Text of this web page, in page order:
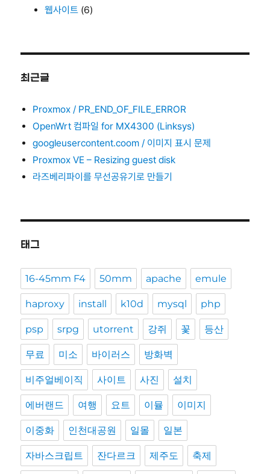
웹사이트 (6)
최근글
Proxmox / PR_END_OF_FILE_ERROR
OpenWrt 컴파일 for MX4300 (Linksys)
googleusercontent.coom / 이미지 표시 문제
Proxmox VE – Resizing guest disk
라즈베리파이를 무선공유기로 만들기
태그
16-45mm F4 50mm apache emule
haproxy install k10d mysql php
psp srpg utorrent 강쥐 꽃 등산
무료 미소 바이러스 방화벽
비주얼베이직 사이트 사진 설치
에버랜드 여행 요트 이뮬 이미지
이중화 인천대공원 일몰 일본
자바스크립트 잔다르크 제주도 축제